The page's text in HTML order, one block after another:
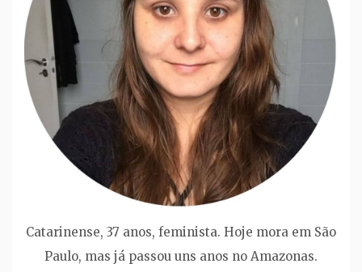
Catarinense, 37 anos, feminista. Hoje mora em São
Paulo, mas já passou uns anos no Amazonas.